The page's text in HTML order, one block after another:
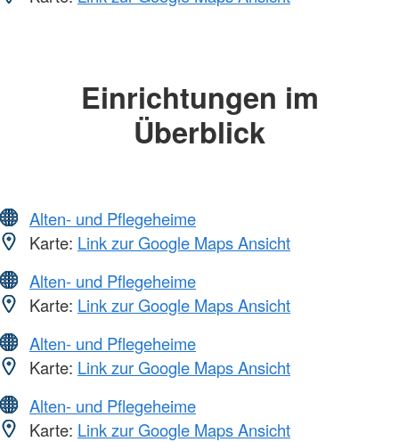
Einrichtungen im
Überblick
Alten- und Pflegeheime
Karte: Link zur Google Maps Ansicht
Alten- und Pflegeheime
Karte: Link zur Google Maps Ansicht
Alten- und Pflegeheime
Karte: Link zur Google Maps Ansicht
Alten- und Pflegeheime
Karte: Link zur Google Maps Ansicht